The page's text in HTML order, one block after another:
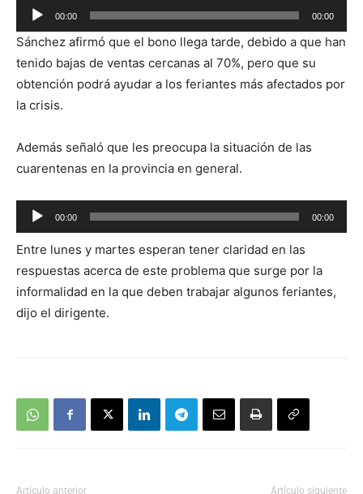
Reproductor
de
audio
00:00 00:00
Sánchez afirmó que el bono llega tarde, debido a que han
tenido bajas de ventas cercanas al 70%, pero que su
obtención podrá ayudar a los feriantes más afectados por
la crisis.
Además señaló que les preocupa la situación de las
cuarentenas en la provincia en general.
Reproductor
de
audio
00:00 00:00
Entre lunes y martes esperan tener claridad en las
respuestas acerca de este problema que surge por la
informalidad en la que deben trabajar algunos feriantes,
dijo el dirigente.
Artículo anterior Artículo siguiente